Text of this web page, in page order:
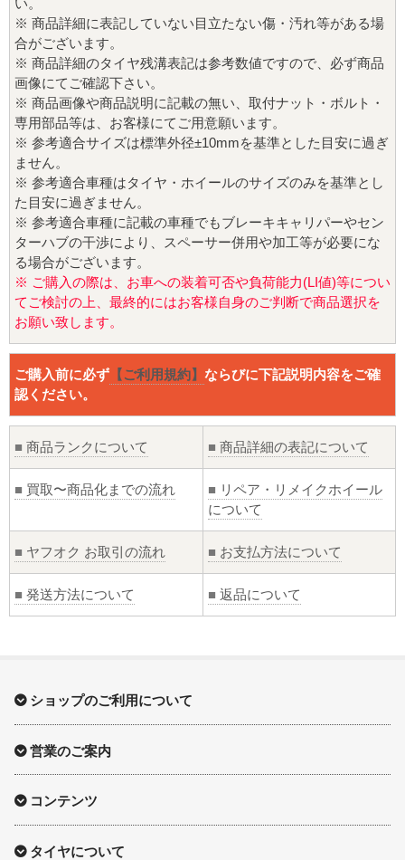
い。
※ 商品詳細に表記していない目立たない傷・汚れ等がある場
合がございます。
※ 商品詳細のタイヤ残溝表記は参考数値ですので、必ず商品
画像にてご確認下さい。
※ 商品画像や商品説明に記載の無い、取付ナット・ボルト・
専用部品等は、お客様にてご用意願います。
※ 参考適合サイズは標準外径±10mmを基準とした目安に過ぎ
ません。
※ 参考適合車種はタイヤ・ホイールのサイズのみを基準とし
た目安に過ぎません。
※ 参考適合車種に記載の車種でもブレーキキャリパーやセン
ターハブの干渉により、スペーサー併用や加工等が必要にな
る場合がございます。
※ ご購入の際は、お車への装着可否や負荷能力(LI値)等につい
てご検討の上、最終的にはお客様自身のご判断で商品選択を
お願い致します。
ご購入前に必ず 【ご利用規約】 ならびに下記説明内容をご確
認ください。
■ 商品ランクについて ■ 商品詳細の表記について
■ 買取〜商品化までの流れ ■ リペア・リメイクホイール
について
■ ヤフオク お取引の流れ ■ お支払方法について
■ 発送方法について ■ 返品について
ショップのご利用について
営業のご案内
コンテンツ
タイヤについて